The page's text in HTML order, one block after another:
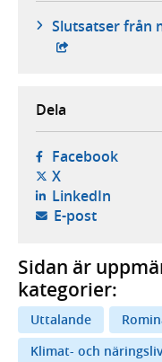
Slutsatser från
Dela
Facebook-
X- öppnas i ny
LinkedIn-
E-post- öppnar
Sidan är
kategorier:
Uttalande
Klimat- och